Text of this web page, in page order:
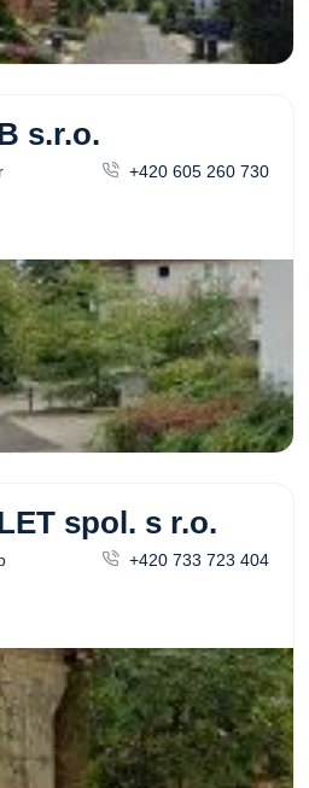
s.r.o.
+420 605 260 730
spol. s r.o.
+420 733 723 404